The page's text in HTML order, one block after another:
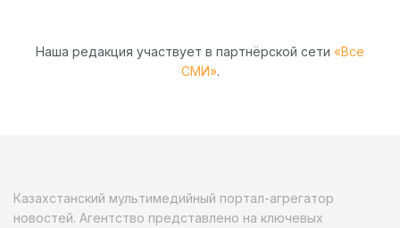
Наша редакция участвует в партнёрской сети «Все
СМИ».
Казахстанский мультимедийный портал-агрегатор
новостей. Агентство представлено на ключевых